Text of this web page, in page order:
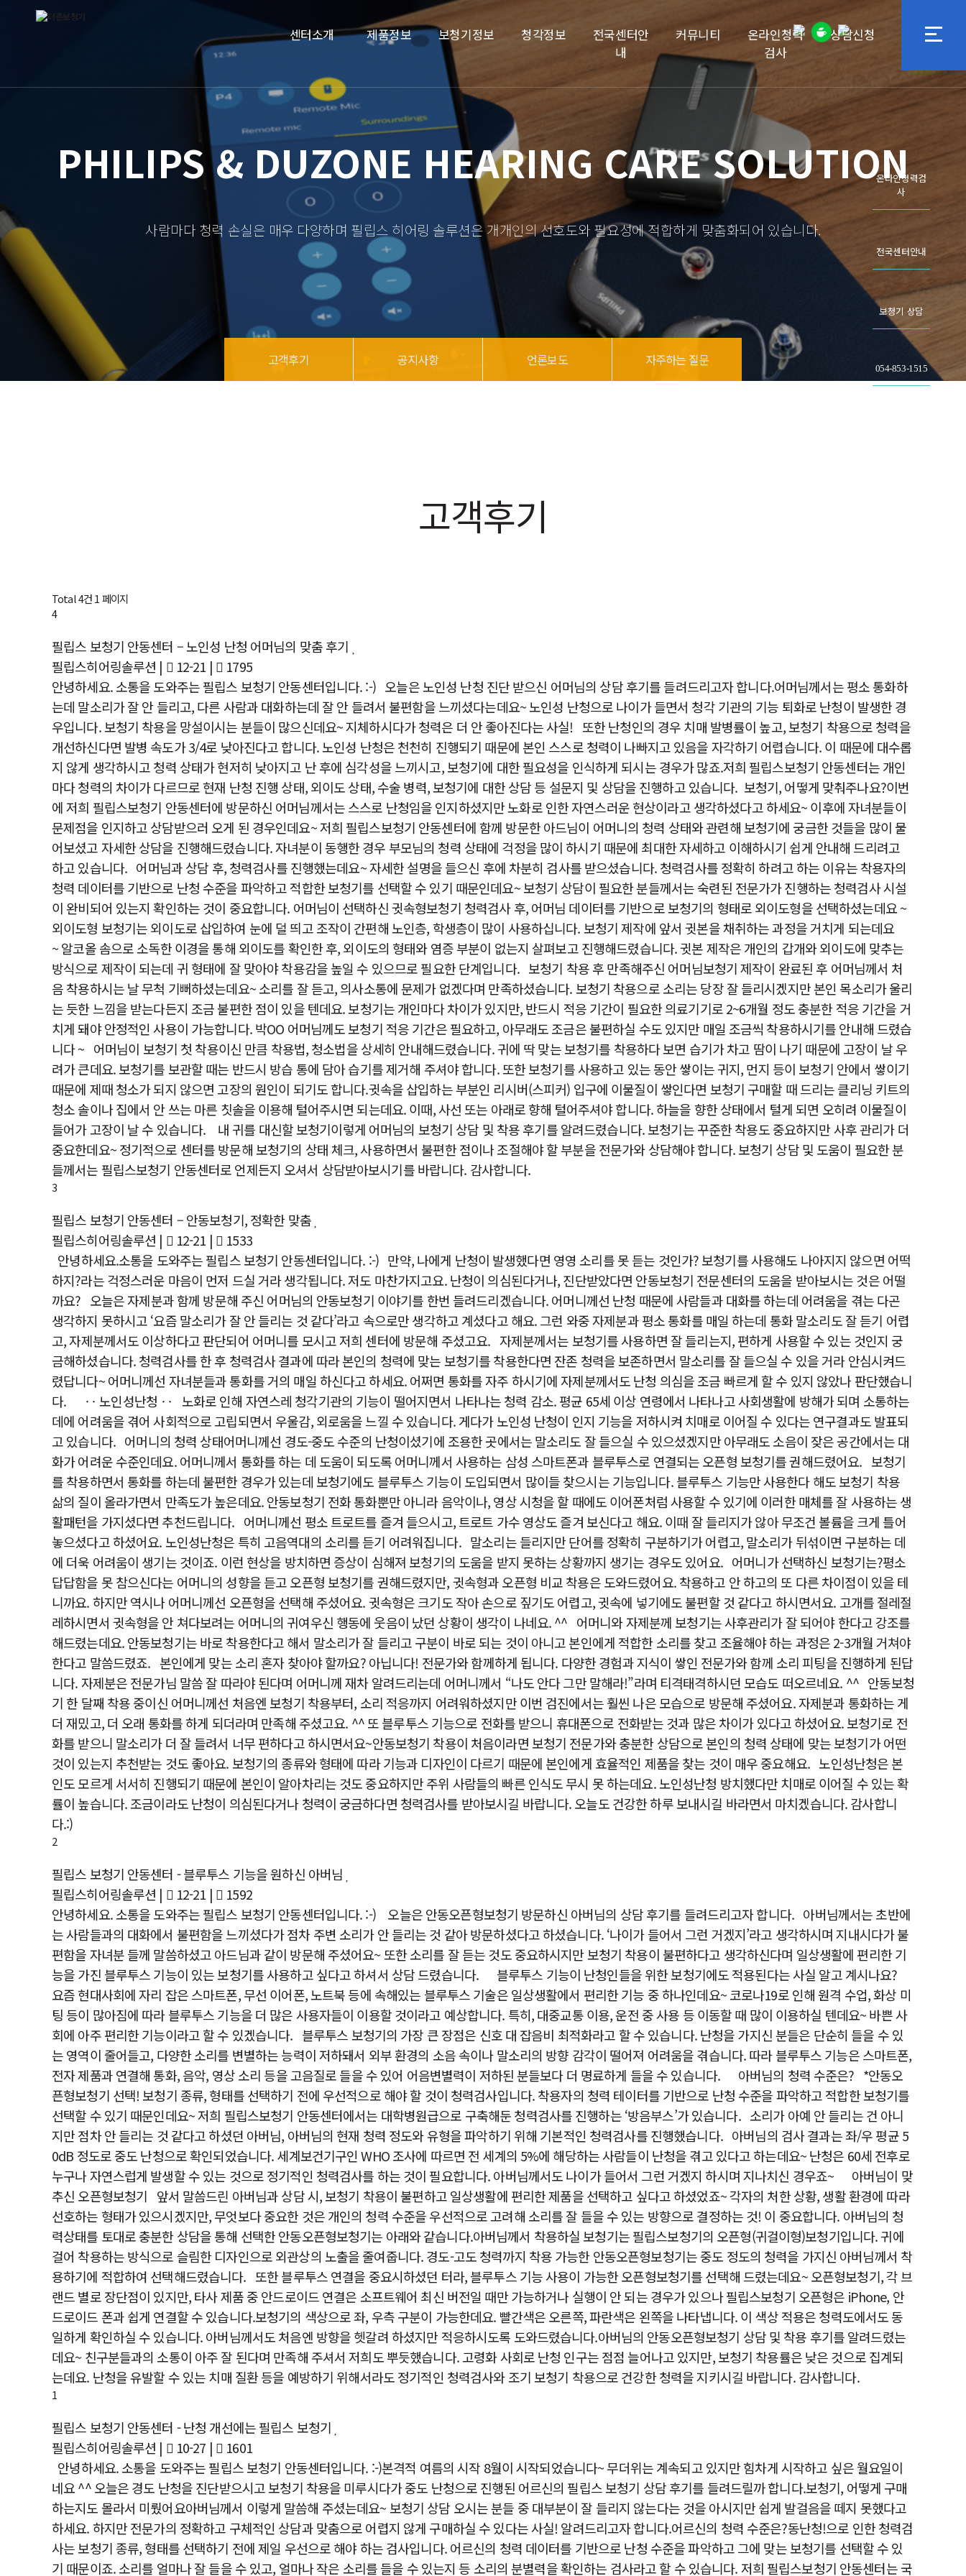
센터소개 제품정보 보청기정보 청각정보
전국센터안
내
커뮤니티
온라인청력
검사
상담신청
PHILIPS & DUZONE HEARING CARE SOLUTION
사람마다 청력 손실은 매우 다양하며 필립스 히어링 솔루션은 개개인의 선호도와 필요성에 적합하게 맞춤화되어 있습니다.
고객후기 공지사항 언론보도 자주하는 질문
고객후기
Total 4건1 페이지
4
필립스 보청기 안동센터 – 노인성 난청 어머님의 맞춤 후기
필립스히어링솔루션 | 12-21 |
1795
안녕하세요. 소통을 도와주는 필립스 보청기 안동센터입니다. :-) ​오늘은 노인성 난청 진단 받으신 어머님의 상담 후기를 들려드리고자 합니다.어머님께서는 평소 통화하
는데 말소리가 잘 안 들리고, 다른 사람과 대화하는데 잘 안 들려서 불편함을 느끼셨다는데요~ 노인성 난청으로 나이가 들면서 청각 기관의 기능 퇴화로 난청이 발생한 경
우입니다. 보청기 착용을 망설이시는 분들이 많으신데요~ 지체하시다가 청력은 더 안 좋아진다는 사실! ​또한 난청인의 경우 치매 발병률이 높고, 보청기 착용으로 청력을
개선하신다면 발병 속도가 3/4로 낮아진다고 합니다. 노인성 난청은 천천히 진행되기 때문에 본인 스스로 청력이 나빠지고 있음을 자각하기 어렵습니다. 이 때문에 대수롭
지 않게 생각하시고 청력 상태가 현저히 낮아지고 난 후에 심각성을 느끼시고, 보청기에 대한 필요성을 인식하게 되시는 경우가 많죠.​저희 필립스보청기 안동센터는 개인
마다 청력의 차이가 다르므로 현재 난청 진행 상태, 외이도 상태, 수술 병력, 보청기에 대한 상담 등 설문지 및 상담을 진행하고 있습니다. ​보청기, 어떻게 맞춰주나요?이번
에 저희 필립스보청기 안동센터에 방문하신 어머님께서는 스스로 난청임을 인지하셨지만 노화로 인한 자연스러운 현상이라고 생각하셨다고 하세요~ 이후에 자녀분들이
문제점을 인지하고 상담받으러 오게 된 경우인데요~ 저희 필립스보청기 안동센터에 함께 방문한 아드님이 어머니의 청력 상태와 관련해 보청기에 궁금한 것들을 많이 물
어보셨고 자세한 상담을 진행해드렸습니다.​ 자녀분이 동행한 경우 부모님의 청력 상태에 걱정을 많이 하시기 때문에 최대한 자세하고 이해하시기 쉽게 안내해 드리려고
하고 있습니다. 어머님과 상담 후, 청력검사를 진행했는데요~ 자세한 설명을 들으신 후에 차분히 검사를 받으셨습니다. 청력검사를 정확히 하려고 하는 이유는 착용자의
청력 데이터를 기반으로 난청 수준을 파악하고 적합한 보청기를 선택할 수 있기 때문인데요~ 보청기 상담이 필요한 분들께서는 숙련된 전문가가 진행하는 청력검사 시설
이 완비되어 있는지 확인하는 것이 중요합니다. 어머님이 선택하신 귓속형보청기 청력검사 후, 어머님 데이터를 기반으로 보청기의 형태로 외이도형​을 선택하셨는데요 ~
외이도형 보청기는 외이도로 삽입하여 눈에 덜 띄고 조작이 간편해 노인층, 학생층이 많이 사용하십니다. 보청기 제작에 앞서 귓본을 채취하는 과정을 거치게 되는데요
~ 알코올 솜으로 소독한 이경을 통해 외이도를 확인한 후, 외이도의 형태와 염증 부분이 없는지 살펴보고 진행해드렸습니다. 귓본 제작은 개인의 갑개와 외이도에 맞추는
방식으로 제작이 되는데 귀 형태에 잘 맞아야 착용감을 높일 수 있으므로 필요한 단계입니다. ​보청기 착용 후 만족해주신 어머님보청기 제작이 완료된 후 어머님께서 처
음 착용하시는 날 무척 기뻐하셨는데요~ 소리를 잘 듣고, 의사소통에 문제가 없겠다며 만족하셨습니다. 보청기 착용으로 소리는 당장 잘 들리시겠지만 본인 목소리가 울리
는 듯한 느낌을 받는다든지 조금 불편한 점이 있을 텐데요. 보청기는 개인마다 차이가 있지만, 반드시 적응 기간이 필요한 의료기기로 2~6개월 정도 충분한 적응 기간을 거
치게 돼야 안정적인 사용이 가능합니다. 박OO 어머님께도 보청기 적응 기간은 필요하고, 아무래도 조금은 불편하실 수도 있지만 매일 조금씩 착용하시기를 안내해 드렸습
니다 ~ ​어머님이 보청기 첫 착용이신 만큼 착용법, 청소법을 상세히 안내해드렸습니다. 귀에 딱 맞는 보청기를 착용하다 보면 습기가 차고 땀이 나기 때문에 고장이 날 우
려가 큰데요. 보청기를 보관할 때는 반드시 방습 통에 담아 습기를 제거해 주셔야 합니다. 또한 보청기를 사용하고 있는 동안 쌓이는 귀지, 먼지 등이 보청기 안에서 쌓이기
때문에 제때 청소가 되지 않으면 고장의 원인이 되기도 합니다.귓속을 삽입하는 부분인 리시버(스피커) 입구에 이물질이 쌓인다면 보청기 구매할 때 드리는 클리닝 키트의
청소 솔이나 집에서 안 쓰는 마른 칫솔을 이용해 털어주시면 되는데요. 이때, 사선 또는 아래로 향해 털어주셔야 합니다. 하늘을 향한 상태에서 털게 되면 오히려 이물질이
들어가 고장이 날 수 있습니다. ​ 내 귀를 대신할 보청기이렇게 어머님의 보청기 상담 및 착용 후기를 알려드렸습니다. 보청기는 꾸준한 착용도 중요하지만 사후 관리가 더
중요한데요~ 정기적으로 센터를 방문해 보청기의 상태 체크, 사용하면서 불편한 점이나 조절해야 할 부분을 전문가와 상담해야 합니다. 보청기 상담 및 도움이 필요한 분
들께서는 필립스보청기 안동센터로 언제든지 오셔서 상담받아보시기를 바랍니다. 감사합니다.
3
필립스 보청기 안동센터 – 안동보청기, 정확한 맞춤
필립스히어링솔루션 | 12-21 |
1533
안녕하세요.소통을 도와주는 필립스 보청기 안동센터입니다. :-) ​만약, 나에게 난청이 발생했다면 영영 소리를 못 듣는 것인가? 보청기를 사용해도 나아지지 않으면 어떡
하지?라는 걱정스러운 마음이 먼저 드실 거라 생각됩니다. 저도 마찬가지고요. 난청이 의심된다거나, 진단받았다면 안동보청기 전문센터의 도움을 받아보시는 것은 어떨
까요? 오늘은 자제분과 함께 방문해 주신 어머님의 안동보청기 이야기를 한번 들려드리겠습니다. 어머니께선 난청 때문에 사람들과 대화를 하는데 어려움을 겪는 다곤
생각하지 못하시고 ‘요즘 말소리가 잘 안 들리는 것 같다’라고 속으로만 생각하고 계셨다고 해요. 그런 와중 자제분과 평소 통화를 매일 하는데 통화 말소리도 잘 듣기 어렵
고, 자제분께서도 이상하다고 판단되어 어머니를 모시고 저희 센터에 방문해 주셨고요. 자제분께서는 보청기를 사용하면 잘 들리는지, 편하게 사용할 수 있는 것인지 궁
금해하셨습니다. 청력검사를 한 후 청력검사 결과에 따라 본인의 청력에 맞는 보청기를 착용한다면 잔존 청력을 보존하면서 말소리를 잘 들으실 수 있을 거라 안심시켜드
렸답니다~ 어머니께선 자녀분들과 통화를 거의 매일 하신다고 하세요. 어쩌면 통화를 자주 하시기에 자제분께서도 난청 의심을 조금 빠르게 할 수 있지 않았나 판단했습니
다. ​ ‥ 노인성난청 ‥ 노화로 인해 자연스레 청각기관의 기능이 떨어지면서 나타나는 청력 감소. 평균 65세 이상 연령에서 나타나고 사회생활에 방해가 되며 소통하는
데에 어려움을 겪어 사회적으로 고립되면서 우울감, 외로움을 느낄 수 있습니다. 게다가 노인성 난청이 인지 기능을 저하시켜 치매로 이어질 수 있다는 연구결과도 발표되
고 있습니다. ​어머니의 청력 상태어머니께선 경도-중도 수준의 난청이셨기에 조용한 곳에서는 말소리도 잘 들으실 수 있으셨겠지만 아무래도 소음이 잦은 공간에서는 대
화가 어려운 수준인데요. 어머니께서 통화를 하는 데 도움이 되도록 어머니께서 사용하는 삼성 스마트폰과 블루투스로 연결되는 오픈형 보청기를 권해드렸어요. ​보청기
를 착용하면서 통화를 하는데 불편한 경우가 있는데 보청기에도 블루투스 기능이 도입되면서 많이들 찾으시는 기능입니다. 블루투스 기능만 사용한다 해도 보청기 착용
삶의 질이 올라가면서 만족도가 높은데요. 안동보청기 전화 통화뿐만 아니라 음악이나, 영상 시청을 할 때에도 이어폰처럼 사용할 수 있기에 이러한 매체를 잘 사용하는 생
활패턴을 가지셨다면 추천드립니다. ​어머니께선 평소 트로트를 즐겨 들으시고, 트로트 가수 영상도 즐겨 보신다고 해요. 이때 잘 들리지가 않아 무조건 볼륨을 크게 틀어
놓으셨다고 하셨어요. 노인성난청은 특히 고음역대의 소리를 듣기 어려워집니다. ​말소리는 들리지만 단어를 정확히 구분하기가 어렵고, 말소리가 뒤섞이면 구분하는 데
에 더욱 어려움이 생기는 것이죠. 이런 현상을 방치하면 증상이 심해져 보청기의 도움을 받지 못하는 상황까지 생기는 경우도 있어요. ​어머니가 선택하신 보청기는?​평소
답답함을 못 참으신다는 어머니의 성향을 듣고 오픈형 보청기를 권해드렸지만, 귓속형과 오픈형 비교 착용은 도와드렸어요. 착용하고 안 하고의 또 다른 차이점이 있을 테
니까요. 하지만 역시나 어머니께선 오픈형을 선택해 주셨어요. 귓속형은 크기도 작아 손으로 짚기도 어렵고, 귓속에 넣기에도 불편할 것 같다고 하시면서요. 고개를 절레절
레하시면서 귓속형을 안 쳐다보려는 어머니의 귀여우신 행동에 웃음이 났던 상황이 생각이 나네요. ^^ 어머니와 자제분께 보청기는 사후관리가 잘 되어야 한다고 강조를
해드렸는데요. 안동보청기는 바로 착용한다고 해서 말소리가 잘 들리고 구분이 바로 되는 것이 아니고 본인에게 적합한 소리를 찾고 조율해야 하는 과정은 2-3개월 거쳐야
한다고 말씀드렸죠. ​본인에게 맞는 소리 혼자 찾아야 할까요? 아닙니다! 전문가와 함께하게 됩니다. 다양한 경험과 지식이 쌓인 전문가와 함께 소리 피팅을 진행하게 된답
니다. 자제분은 전문가님 말씀 잘 따라야 된다며 어머니께 재차 알려드리는데 어머니께서 “나도 안다 그만 말해라!”라며 티격태격하시던 모습도 떠오르네요. ^^ 안동보청
기 한 달째 착용 중이신 어머니께선 처음엔 보청기 착용부터, 소리 적응까지 어려워하셨지만 이번 검진에서는 훨씬 나은 모습으로 방문해 주셨어요. 자제분과 통화하는 게
더 재밌고, 더 오래 통화를 하게 되더라며 만족해 주셨고요. ^^ 또 블루투스 기능으로 전화를 받으니 휴대폰으로 전화받는 것과 많은 차이가 있다고 하셨어요. 보청기로 전
화를 받으니 말소리가 더 잘 들려서 너무 편하다고 하시면서요~​안동보청기 착용이 처음이라면 보청기 전문가와 충분한 상담으로 본인의 청력 상태에 맞는 보청기가 어떤
것이 있는지 추천받는 것도 좋아요. 보청기의 종류와 형태에 따라 기능과 디자인이 다르기 때문에 본인에게 효율적인 제품을 찾는 것이 매우 중요해요. 노인성난청은 본
인도 모르게 서서히 진행되기 때문에 본인이 알아차리는 것도 중요하지만 주위 사람들의 빠른 인식도 무시 못 하는데요. 노인성난청 방치했다만 치매로 이어질 수 있는 확
률이 높습니다. 조금이라도 난청이 의심된다거나 청력이 궁금하다면 청력검사를 받아보시길 바랍니다. 오늘도 건강한 하루 보내시길 바라면서 마치겠습니다. 감사합니
다.:)
2
필립스 보청기 안동센터 - 블루투스 기능을 원하신 아버님
필립스히어링솔루션 | 12-21 |
1592
안녕하세요. 소통을 도와주는 필립스 보청기 안동센터입니다. :-) 오늘은 안동오픈형보청기 방문하신 아버님의 상담 후기를 들려드리고자 합니다. 아버님께서는 초반에
는 사람들과의 대화에서 불편함을 느끼셨다가 점차 주변 소리가 안 들리는 것 같아 방문하셨다고 하셨습니다. ‘나이가 들어서 그런 거겠지’라고 생각하시며 지내시다가 불
편함을 자녀분 들께 말씀하셨고 아드님과 같이 방문해 주셨어요~ 또한 소리를 잘 듣는 것도 중요하시지만 보청기 착용이 불편하다고 생각하신다며 일상생활에 편리한 기
능을 가진 블루투스 기능이 있는 보청기를 사용하고 싶다고 하셔서 상담 드렸습니다. ​ 블루투스 기능이 난청인들을 위한 보청기에도 적용된다는 사실 알고 계시나요?
요즘 현대사회에 자리 잡은 스마트폰, 무선 이어폰, 노트북 등에 속해있는 블루투스 기술은 일상생활에서 편리한 기능 중 하나인데요~ 코로나19로 인해 원격 수업, 화상 미
팅 등이 많아짐에 따라 블루투스 기능을 더 많은 사용자들이 이용할 것이라고 예상합니다. 특히, 대중교통 이용, 운전 중 사용 등 이동할 때 많이 이용하실 텐데요~ 바쁜 사
회에 아주 편리한 기능이라고 할 수 있겠습니다. ​블루투스 보청기의 가장 큰 장점은 신호 대 잡음비 최적화라고 할 수 있습니다. 난청을 가지신 분들은 단순히 들을 수 있
는 영역이 줄어들고, 다양한 소리를 변별하는 능력이 저하돼서 외부 환경의 소음 속이나 말소리의 방향 감각이 떨어져 어려움을 겪습니다. 따라 블루투스 기능은 스마트폰,
전자 제품과 연결해 통화, 음악, 영상 소리 등을 고음질로 들을 수 있어 어음변별력이 저하된 분들보다 더 명료하게 들을 수 있습니다. ​ 아버님의 청력 수준은? *안동오
픈형보청기 선택! 보청기 종류, 형태를 선택하기 전에 우선적으로 해야 할 것이 청력검사입니다. 착용자의 청력 테이터를 기반으로 난청 수준을 파악하고 적합한 보청기를
선택할 수 있기 때문인데요~ 저희 필립스보청기 안동센터에서는 대학병원급으로 구축해둔 청력검사를 진행하는 ‘방음부스’가 있습니다. ​소리가 아예 안 들리는 건 아니
지만 점차 안 들리는 것 같다고 하셨던 아버님, 아버님의 현재 청력 정도와 유형을 파악하기 위해 기본적인 청력검사를 진행했습니다. 아버님의 검사 결과는 좌/우 평균 5
0dB 정도로 중도 난청으로 확인되었습니다. 세계보건기구인 WHO 조사에 따르면 전 세계의 5%에 해당하는 사람들이 난청을 겪고 있다고 하는데요~ 난청은 60세 전후로
누구나 자연스럽게 발생할 수 있는 것으로 정기적인 청력검사를 하는 것이 필요합니다. 아버님께서도 나이가 들어서 그런 거겠지 하시며 지나치신 경우죠~ ​ 아버님이 맞
추신 오픈형보청기 앞서 말씀드린 아버님과 상담 시, 보청기 착용이 불편하고 일상생활에 편리한 제품을 선택하고 싶다고 하셨었죠~ 각자의 처한 상황, 생활 환경에 따라
선호하는 형태가 있으시겠지만, 무엇보다 중요한 것은 개인의 청력 수준을 우선적으로 고려해 소리를 잘 들을 수 있는 방향으로 결정하는 것! 이 중요합니다. 아버님의 청
력상태를 토대로 충분한 상담을 통해 선택한 안동오픈형보청기는 아래와 같습니다.아버님께서 착용하실 보청기는 필립스보청기의 오픈형(귀걸이형)보청기입니다. 귀에
걸어 착용하는 방식으로 슬림한 디자인으로 외관상의 노출을 줄여줍니다. 경도-고도 청력까지 착용 가능한 안동오픈형보청기는 중도 정도의 청력을 가지신 아버님께서 착
용하기에 적합하여 선택해드렸습니다. ​또한 블루투스 연결을 중요시하셨던 터라, 블루투스 기능 사용이 가능한 오픈형보청기를 선택해 드렸는데요~ 오픈형보청기, 각 브
랜드 별로 장단점이 있지만, 타사 제품 중 안드로이드 연결은 소프트웨어 최신 버전일 때만 가능하거나 실행이 안 되는 경우가 있으나 필립스보청기 오픈형은 iPhone, 안
드로이드 폰과 쉽게 연결할 수 있습니다.보청기의 색상으로 좌, 우측 구분이 가능한데요. 빨간색은 오른쪽, 파란색은 왼쪽을 나타냅니다. 이 색상 적용은 청력도에서도 동
일하게 확인하실 수 있습니다. 아버님께서도 처음엔 방향을 헷갈려 하셨지만 적응하시도록 도와드렸습니다.아버님의 안동오픈형보청기 상담 및 착용 후기를 알려드렸는
데요~ 친구분들과의 소통이 아주 잘 된다며 만족해 주셔서 저희도 뿌듯했습니다. 고령화 사회로 난청 인구는 점점 늘어나고 있지만, 보청기 착용률은 낮은 것으로 집계되
는데요. 난청을 유발할 수 있는 치매 질환 등을 예방하기 위해서라도 정기적인 청력검사와 조기 보청기 착용으로 건강한 청력을 지키시길 바랍니다. 감사합니다. ​
1
필립스 보청기 안동센터 - 난청 개선에는 필립스 보청기
필립스히어링솔루션 | 10-27 |
1601
안녕하세요. 소통을 도와주는 필립스 보청기 안동센터입니다. :-)​본격적 여름의 시작 8월이 시작되었습니다~ 무더위는 계속되고 있지만 힘차게 시작하고 싶은 월요일이
네요 ^^ 오늘은 경도 난청을 진단받으시고 보청기 착용을 미루시다가 중도 난청으로 진행된 어르신의 필립스 보청기 상담 후기를 들려드릴까 합니다.​보청기, 어떻게 구매
하는지도 몰라서 미뤘어요아버님께서 이렇게 말씀해 주셨는데요~ 보청기 상담 오시는 분들 중 대부분이 잘 들리지 않는다는 것을 아시지만 쉽게 발걸음을 떼지 못했다고
하세요. 하지만 전문가의 정확하고 구체적인 상담과 맞춤으로 어렵지 않게 구매하실 수 있다는 사실! 알려드리고자 합니다.​ 어르신의 청력 수준은?동난청!으로 인한 청력검
사는 보청기 종류, 형태를 선택하기 전에 제일 우선으로 해야 하는 검사입니다. 어르신의 청력 데이터를 기반으로 난청 수준을 파악하고 그에 맞는 보청기를 선택할 수 있
기 때문이죠. 소리를 얼마나 잘 들을 수 있고, 얼마나 작은 소리를 들을 수 있는지 등 소리의 분별력을 확인하는 검사라고 할 수 있습니다. 저희 필립스보청기 안동센터는 국
온라인청력검
사
전국센터안내
보청기 상담
054-853-1515